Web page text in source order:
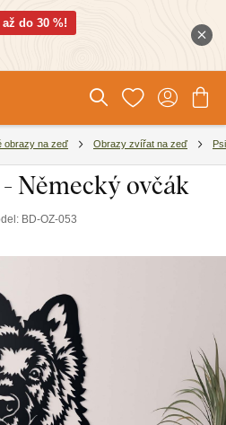
do 30 %!
obrazy na zeď Obrazy zvířat na zeď Psi
Německý ovčák
BD-OZ-053